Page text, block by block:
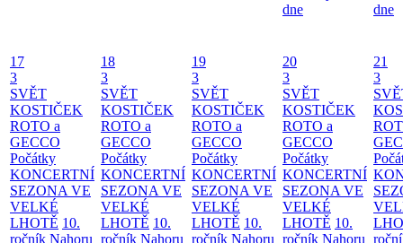
dne
dne
17
3
SVĚT
KOSTIČEK
ROTO a
GECCO
Počátky
KONCERTNÍ
SEZONA VE
VELKÉ
LHOTĚ 10.
ročník Nahoru
18
3
SVĚT
KOSTIČEK
ROTO a
GECCO
Počátky
KONCERTNÍ
SEZONA VE
VELKÉ
LHOTĚ 10.
ročník Nahoru
19
3
SVĚT
KOSTIČEK
ROTO a
GECCO
Počátky
KONCERTNÍ
SEZONA VE
VELKÉ
LHOTĚ 10.
ročník Nahoru
20
3
SVĚT
KOSTIČEK
ROTO a
GECCO
Počátky
KONCERTNÍ
SEZONA VE
VELKÉ
LHOTĚ 10.
ročník Nahoru
21
3